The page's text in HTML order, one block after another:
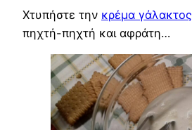
Χτυπήστε την κρέμα γάλακτος
πηχτή-πηχτή και αφράτη…